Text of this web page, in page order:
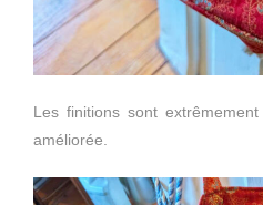
Les finitions sont
améliorée.